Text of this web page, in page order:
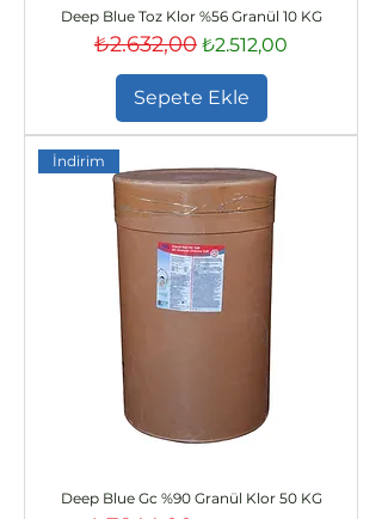
Deep Blue Toz Klor %56 Granül 10 KG
Normal Fiyat
₺2.632,00 İndirimli Fiyat
₺2.512,00
Sepete Ekle
İndirim
Deep Blue Gc %90 Granül Klor 50 KG